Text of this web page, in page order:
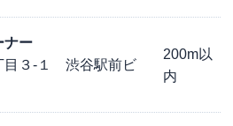
ナー
目３-１ 渋谷駅前ビ
200m以
内